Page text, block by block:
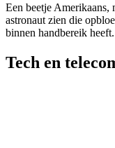
Een beetje Amerikaans,
astronaut zien die
binnen handbereik heeft.
Tech en